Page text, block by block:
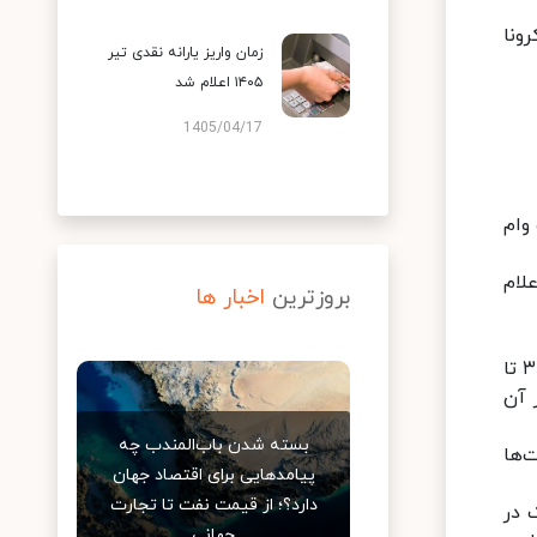
محمود زاده معاون وزیر راه وشهرسازی توضیح داد: قیمت مسکن در حال حاضر براساس آمارهای رسمی صادر شده کاهش ۳ تا
آن
در
زمان واریز یارانه نقدی تیر
۱۴۰۵ اعلام شد
1405/04/17
بروزترین اخبار ها
بسته شدن باب‌المندب چه
پیامدهایی برای اقتصاد جهان
دارد؟؛ از قیمت نفت تا تجارت